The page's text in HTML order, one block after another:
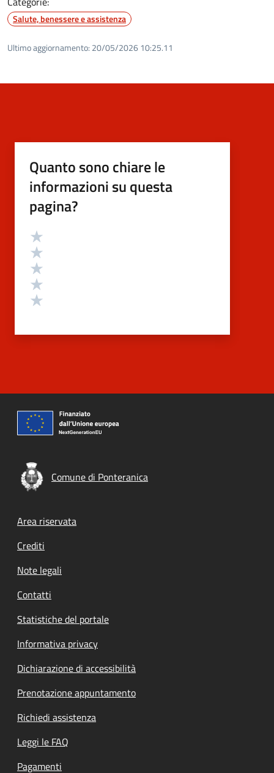
Salute, benessere e assistenza
Ultimo aggiornamento: 20/05/2026 10:25.11
Quanto sono chiare le
informazioni su questa
pagina?
Valutazione
Comune di Ponteranica
Footer menu
Area riservata
Crediti
Note legali
Contatti
Statistiche del portale
Informativa privacy
Dichiarazione di accessibilità
Prenotazione appuntamento
Richiedi assistenza
Leggi le FAQ
Pagamenti